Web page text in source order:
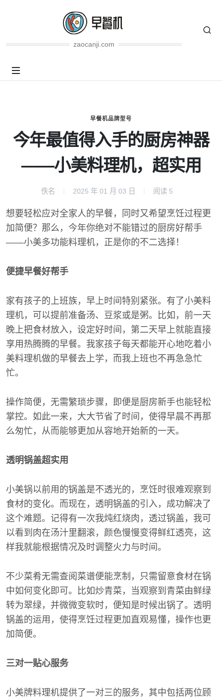
zaocanji.com
早餐机品牌型号
今年最值得入手的厨房神器
——小美料理机，超实用
佚名 2025 年 01 月 03 日 阅读 5
想要轻松应对全家人的早餐，同时又希望烹饪过程更
加简便？那么，今年你绝对不能错过的厨房好帮手
——小美多功能料理机，正是你的不二选择！
便捷早餐好帮手
家有孩子的上班族，早上时间特别紧张。有了小美料
理机，可以提前准备汤、豆浆或是粥。比如，前一天
晚上把食材放入，设定好时间，第二天早上就能直接
享用热腾腾的早餐。我家孩子每天都能开心地吃着小
美料理机做的早餐去上学，而我上班也不再急急忙
忙。
操作简便，无需繁琐步骤，即便是厨房新手也能轻松
掌控。如此一来，大大节省了时间，使得早晨不再那
么匆忙，从而能够更加从容地开始新的一天。
透明锅盖超实用
小美锅以前用的锅盖是不透光的，烹饪时很难观察到
食材的变化。而现在，透明锅盖的引入，成功解决了
这个难题。记得有一次我炖红烧肉，透过锅盖，我可
以看到肉在汤汁里翻滚，颜色慢慢变得鲜红透亮，这
样我就能根据情况及时调整火力与时间。
不少菜肴无需查阅菜谱便能烹制，只需留意食材在锅
中如何变化即可。比如炒青菜，当观察到青菜由鲜绿
转为翠绿，并微微变软时，便知是时候出锅了。透明
锅盖的运用，使得烹饪过程更加直观易懂，操作也更
加简便。
三对一贴心服务
小美牌料理机提供了一对三的服务，其中包括两位顾